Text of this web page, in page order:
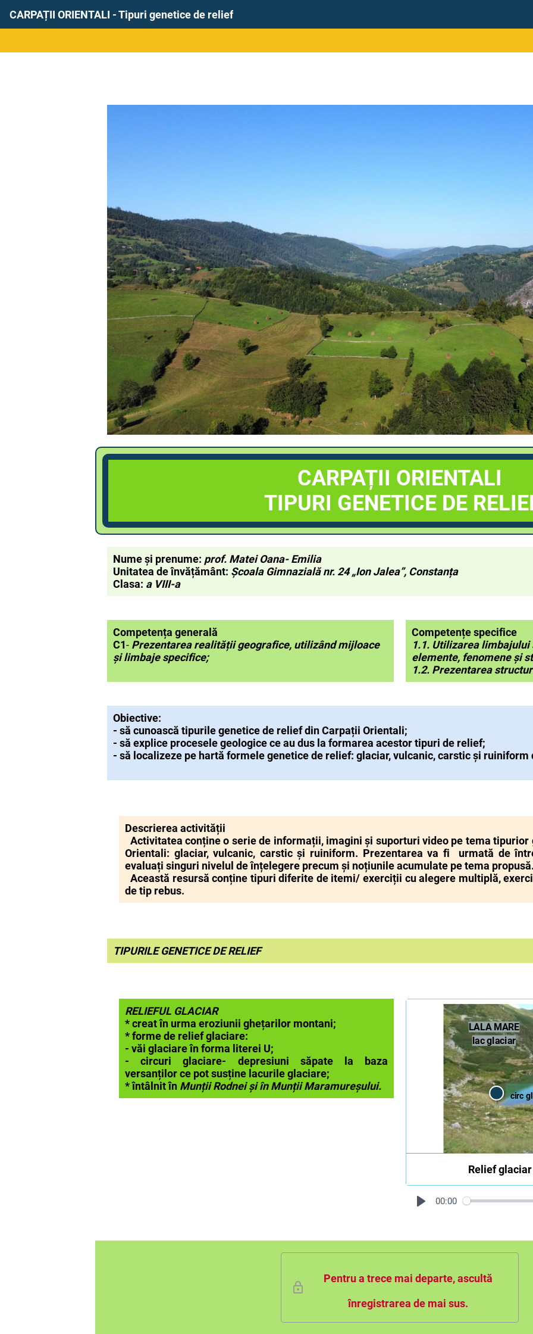
CARPAȚII ORIENTALI - Tipuri genetice de relief
CARPAȚII ORIENTALI
TIPURI GENETICE DE
Nume și prenume: prof. Matei Oana- Emilia
Unitatea de învățământ: Școala Gimnazială nr. 24 „Ion Jalea”, Constanța
Clasa: a VIII-a
Competența generală
C1- Prezentarea realității geografice, utilizând mijloace
și limbaje specifice;
Competențe specifice
1.1. Utilizarea
elemente, fenomene
1.2. Prezentarea
Obiective:
- să cunoască tipurile genetice de relief din Carpații Orientali;
- să explice procesele geologice ce au dus la formarea acestor tipuri de relief;
- să localizeze pe hartă formele genetice de relief: glaciar, vulcanic, carstic și
Descrierea activității
Activitatea conține o serie de informații, imagini și suporturi video pe tema
Orientali: glaciar, vulcanic, carstic și ruiniform. Prezentarea va fi urmată de
evaluați singuri nivelul de înțelegere precum și noțiunile acumulate pe tema
Această resursă conține tipuri diferite de itemi/ exerciții cu alegere multiplă,
de tip rebus.
TIPURILE GENETICE DERELIEF
RELIEFUL GLACIAR
* creat în urma eroziunii ghețarilor montani;
* forme de relief glaciare:
- văi glaciare în forma literei U;
- circuri glaciare- depresiuni săpate la baza
versanților ce pot susține lacurile glaciare;
* întâlnit în Munții Rodnei și în Munții Maramureșului.
circ
LALA MARE
lac glaciar
cu aspect
și căldare glaciară. În
un lac glaciar.
creată prin eroziunea
deplasează.
Relief
00:00
Pentru a trece mai departe, ascultă
înregistrarea de mai sus.